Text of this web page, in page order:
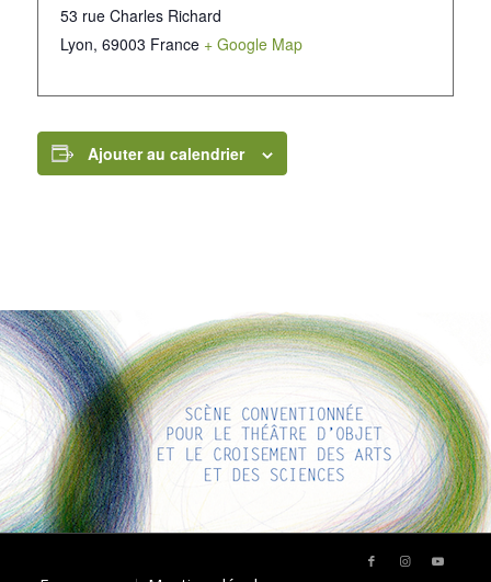
53 rue Charles Richard
Lyon, 69003 France + Google Map
Ajouter au calendrier
LIENS INTÉRESSANTS
Voici quelques liens intéressants pour vous ! Appréciez votre
séjour :)